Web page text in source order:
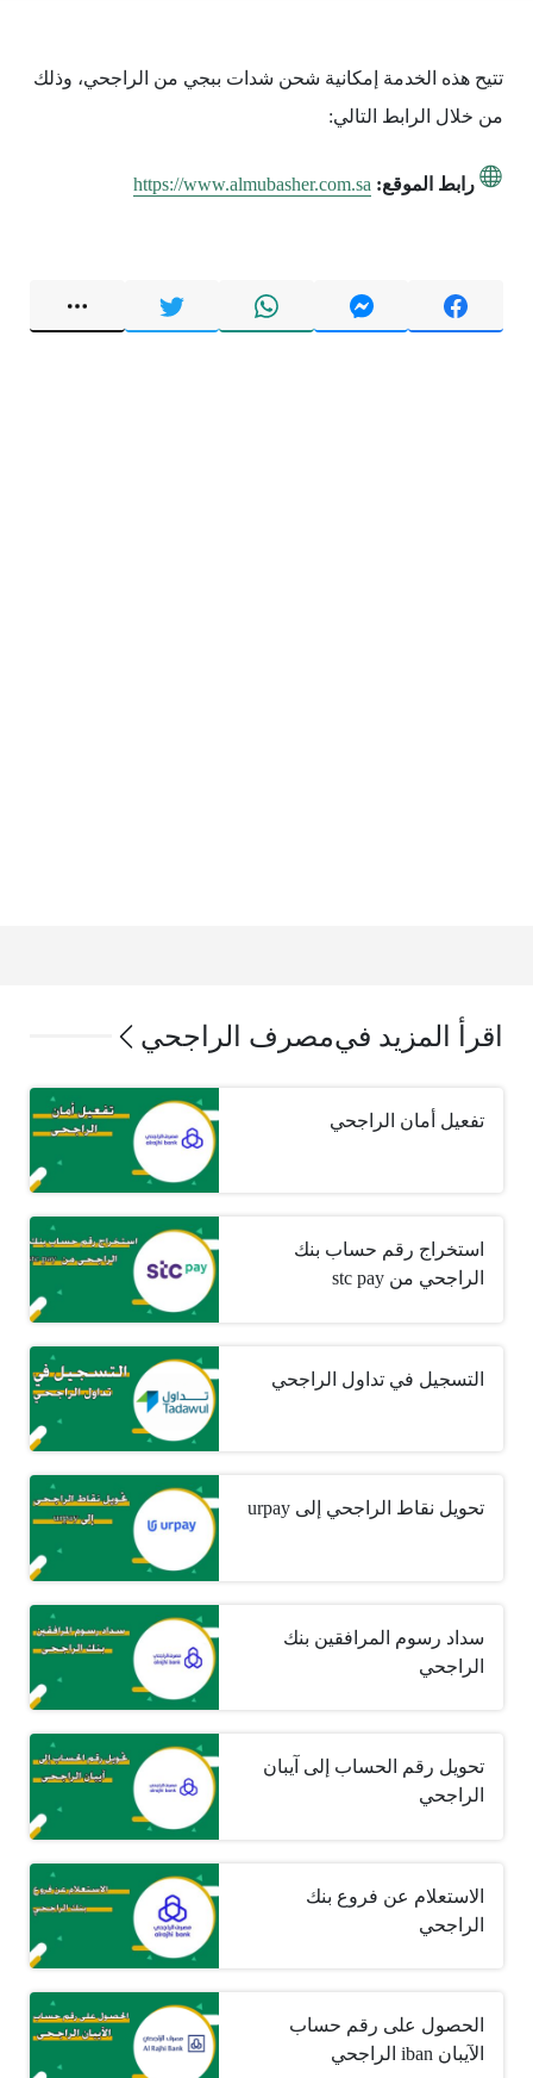
تتيح هذه الخدمة إمكانية شحن شدات ببجي من الراجحي، وذلك
من خلال الرابط التالي:
رابط الموقع: https://www.almubasher.com.sa
اقرأ المزيد فيمصرف الراجحي
تفعيل أمان الراجحي
استخراج رقم حساب بنك
الراجحي من stc pay
التسجيل في تداول الراجحي
تحويل نقاط الراجحي إلى urpay
سداد رسوم المرافقين بنك
الراجحي
تحويل رقم الحساب إلى آيبان
الراجحي
الاستعلام عن فروع بنك
الراجحي
الحصول على رقم حساب
الآيبان iban الراجحي